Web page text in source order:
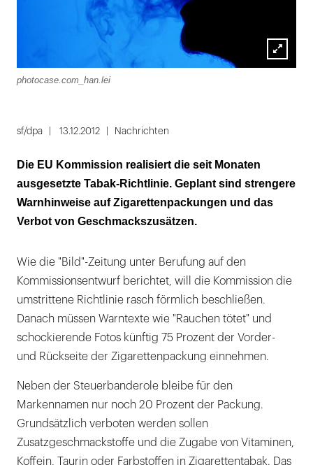
Lightbox
photocase.com_han.lei
sf/dpa 13.12.2012 Nachrichten
Die EU Kommission realisiert die seit Monaten
ausgesetzte Tabak-Richtlinie. Geplant sind strengere
Warnhinweise auf Zigarettenpackungen und das
Verbot von Geschmackszusätzen.
Wie die "Bild"-Zeitung unter Berufung auf den
Kommissionsentwurf berichtet, will die Kommission die
umstrittene Richtlinie rasch förmlich beschließen.
Danach müssen Warntexte wie "Rauchen tötet" und
schockierende Fotos künftig 75 Prozent der Vorder-
und Rückseite der Zigarettenpackung einnehmen.
Neben der Steuerbanderole bleibe für den
Markennamen nur noch 20 Prozent der Packung.
Grundsätzlich verboten werden sollen
Zusatzgeschmackstoffe und die Zugabe von Vitaminen,
Koffein, Taurin oder Farbstoffen in Zigarettentabak. Das